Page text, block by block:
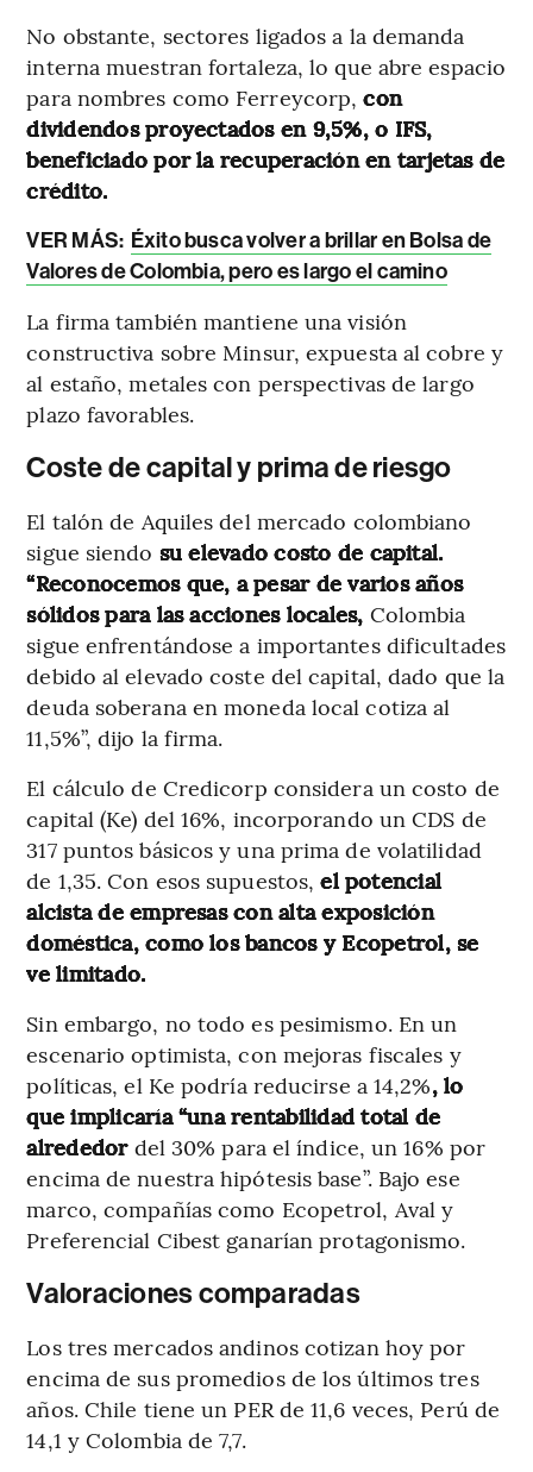
No obstante, sectores ligados a la demanda
interna muestran fortaleza, lo que abre espacio
para nombres como Ferreycorp,con
dividendos proyectados en 9,5%, o IFS,
beneficiado por la recuperación en tarjetas de
crédito.
VER MÁS: Éxito busca volver a brillar en Bolsa de
Valores de Colombia, pero es largo el camino
La firma también mantiene una visión
constructiva sobre Minsur, expuesta al cobre y
al estaño, metales con perspectivas de largo
plazo favorables.
Coste de capital y prima de riesgo
El talón de Aquiles del mercado colombiano
sigue siendo su elevado costo de capital.
“Reconocemos que, a pesar de varios años
sólidos para las acciones locales, Colombia
sigue enfrentándose a importantes dificultades
debido al elevado coste del capital, dado que la
deuda soberana en moneda local cotiza al
11,5%”, dijo la firma.
El cálculo de Credicorp considera un costo de
capital (Ke) del 16%, incorporando un CDS de
317 puntos básicos y una prima de volatilidad
de 1,35. Con esos supuestos,el potencial
alcista de empresas con alta exposición
doméstica, como los bancos y Ecopetrol, se
ve limitado.
Sin embargo, no todo es pesimismo. En un
escenario optimista, con mejoras fiscales y
políticas, el Ke podría reducirse a 14,2%, lo
que implicaría “una rentabilidad total de
alrededordel 30% para el índice, un 16% por
encima de nuestra hipótesis base”. Bajo ese
marco, compañías como Ecopetrol, Aval y
Preferencial Cibest ganarían protagonismo.
Valoraciones comparadas
Los tres mercados andinos cotizan hoy por
encima de sus promedios de los últimos tres
años. Chile tiene un PER de 11,6 veces, Perú de
14,1 y Colombia de 7,7.